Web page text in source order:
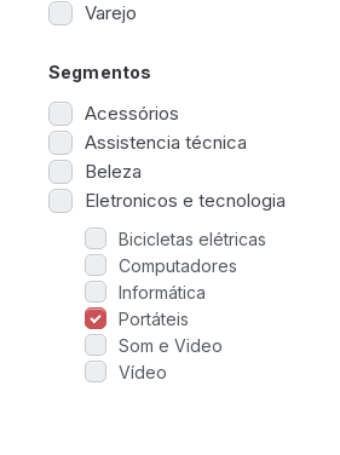
Informática
Portáteis
Bicicletas elétricas
Som e Video
Vídeo
Computadores
Celulares e acessórios
Varejo
Segmentos
Acessórios
Assistencia técnica
Beleza
Eletronicos e tecnologia
Bicicletas elétricas
Computadores
Informática
Portáteis
Som e Video
Vídeo